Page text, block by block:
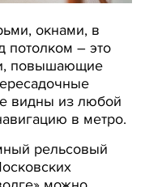
окнами, в
потолком – это
повышающие
видны из любой
в метро.
рельсовый